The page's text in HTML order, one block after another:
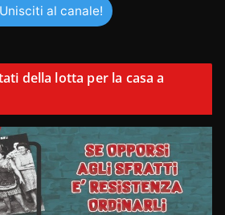
Unisciti al canale!
della lotta per la casa a